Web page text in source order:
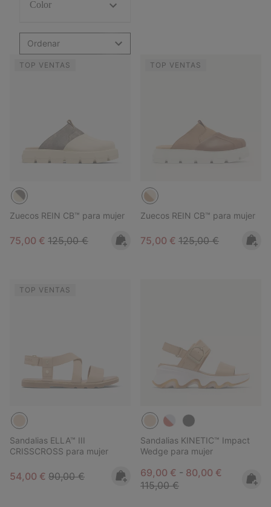
Color
Ordenar
TOP VENTAS
Zuecos REIN CB™ para mujer
Sale price:
75,00 € Regular price:
125,00 €
TOP VENTAS
Zuecos REIN CB™ para mujer
Sale price:
75,00 € Regular price:
125,00 €
TOP VENTAS
Sandalias ELLA™ III
CRISSCROSS para mujer
Sale price:
54,00 € Regular price:
90,00 €
Sandalias KINETIC™ Impact
Wedge para mujer
Minimum sale price:
69,00 € - Maximum sale
80,00 € Regular
115,00 €